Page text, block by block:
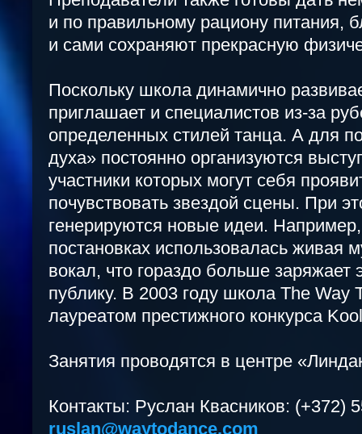
и по правильному рациону питания,
и сами сохраняют прекрасную
Поскольку школа динамично
приглашает и специалистов из-за
определенных стилей танца. А для
духа» постоянно организуются
участники которых могут себя
почувствовать звездой сцены. При
генерируются новые идеи.
постановках использовалась живая
вокал, что гораздо больше заряжает
публику. В 2003 году школа The Way
лауреатом престижного конкурса
Занятия проводятся в центре
Контакты: Руслан Квасников: (+372)
ruslan@waytodance.com